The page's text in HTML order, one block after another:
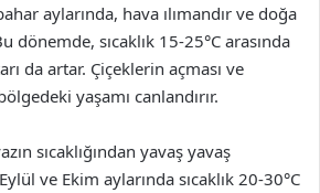
aylarında, hava ılımandır ve doğa
dönemde, sıcaklık 15-25°C arasında
da artar. Çiçeklerin açması ve
yaşamı canlandırır.
sıcaklığından yavaş yavaş
ve Ekim aylarında sıcaklık 20-30°C